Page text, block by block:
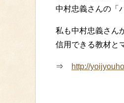
中村忠義さんの「
私も中村忠義さん
信用できる教材と
⇒ http://